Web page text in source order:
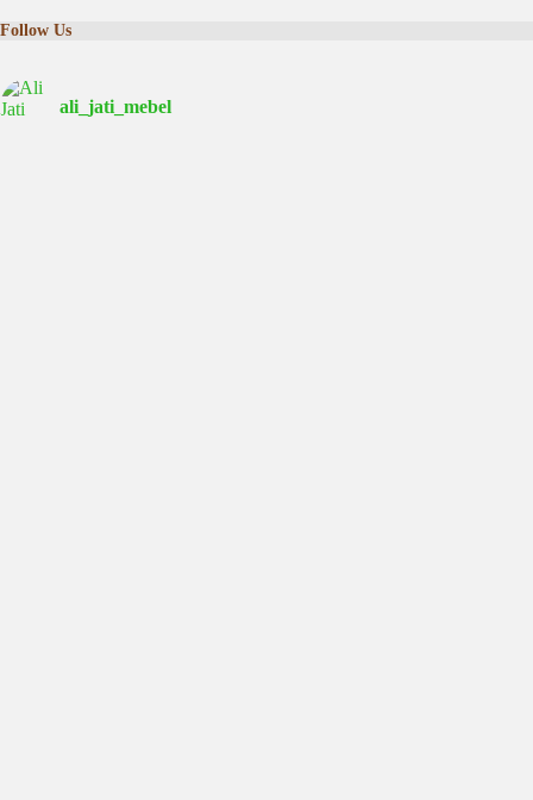
Follow Us
ali_jati_mebel